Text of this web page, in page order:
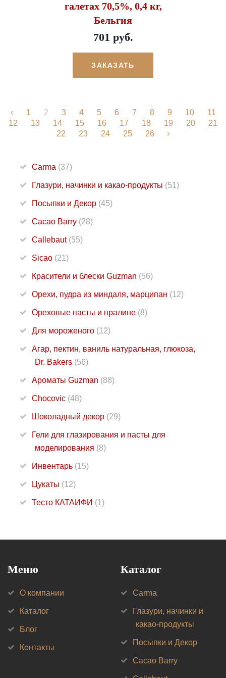
галетах 70,5%, 0,4 кг,
Бельгия
701 руб.
ЗАКАЗАТЬ
1 2 3 4 5 6 7 8 9 10
11
12
13 14 15 16 17 18 19 20
21
22
23 24 25 26
Carma (37)
Глазури, начинки и какао-продукты (51)
Посыпки и Декор (45)
Cacao Barry (28)
Callebaut (55)
Sicao (21)
Красители и блески Guzman (56)
Орехи, пудра из миндаля, марципан (12)
Ореховые пасты и пралине (8)
Для мороженого (12)
Агар, пектин, ваниль натуральная, глюкоза,
Dr. Bakers (56)
Ароматы Guzman (88)
Chocovic (48)
Шоколадный декор (29)
Гели для глазирования и пасты для
моделирования (8)
Инвентарь (15)
Цукаты (12)
Тесто КАТАИФИ (1)
Меню
О компании
Каталог
Блог
Контакты
Каталог
Carma
Глазури, начинки и
какао-продукты
Посыпки и Декор
Cacao Barry